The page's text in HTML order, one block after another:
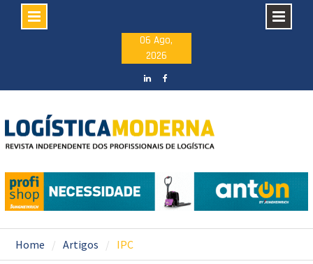
06 Ago,
2026
Home Artigos IPC